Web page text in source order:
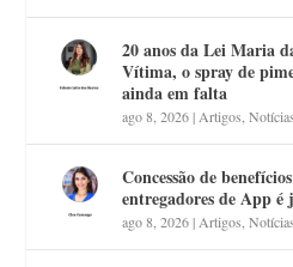
20 anos da Lei Maria
Vítima, o spray de
ainda em falta
ago 8, 2026| Artigos ,Notícias
Concessão de
entregadores de App é
ago 8, 2026| Artigos ,Notícias